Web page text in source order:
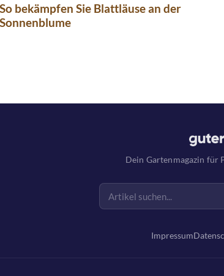
So bekämpfen Sie Blattläuse an der
Sonnenblume
Dein Gartenmagazin für
Impressum